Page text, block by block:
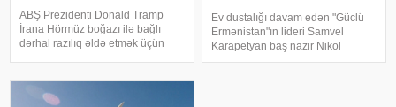
ABŞ Prezidenti Donald Tramp
İrana Hörmüz boğazı ilə bağlı
dərhal razılıq əldə etmək üçün
məlumatına görə, Vaşinqton
Tehran qarşısında açıq şərt
Ev dustalığı davam edən "Güclü
Ermənistan"ın lideri Samvel
Karapetyan baş nazir Nikol
Paşinyanın onu xeyriyyəçiliklə